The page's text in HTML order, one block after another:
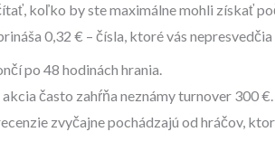
koľko by ste maximálne mohli získať
0,32 € – čísla, ktoré vás
po 48 hodinách hrania.
akcia často zahŕňa neznámy turnover 300 €.
zvyčajne pochádzajú od hráčov,